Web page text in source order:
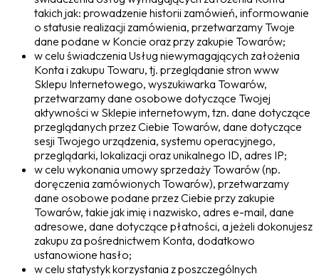
takich jak: prowadzenie historii zamówień, informowanie
o statusie realizacji zamówienia, przetwarzamy Twoje
dane podane w Koncie oraz przy zakupie Towarów;
w celu świadczenia Usług niewymagających założenia
Konta i zakupu Towaru, tj. przeglądanie stron www
Sklepu Internetowego, wyszukiwarka Towarów,
przetwarzamy dane osobowe dotyczące Twojej
aktywności w Sklepie internetowym, tzn. dane dotyczące
przeglądanych przez Ciebie Towarów, dane dotyczące
sesji Twojego urządzenia, systemu operacyjnego,
przeglądarki, lokalizacji oraz unikalnego ID, adres IP;
w celu wykonania umowy sprzedaży Towarów (np.
doręczenia zamówionych Towarów), przetwarzamy
dane osobowe podane przez Ciebie przy zakupie
Towarów, takie jak imię i nazwisko, adres e-mail, dane
adresowe, dane dotyczące płatności, a jeżeli dokonujesz
zakupu za pośrednictwem Konta, dodatkowo
ustanowione hasło;
w celu statystyk korzystania z poszczególnych